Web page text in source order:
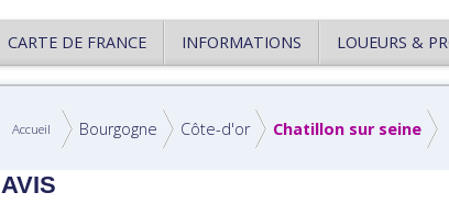
CARTE DE FRANCE INFORMATIONS LOUEURS &
Accueil Bourgogne Côte-d'or Chatillon sur seine
AVIS